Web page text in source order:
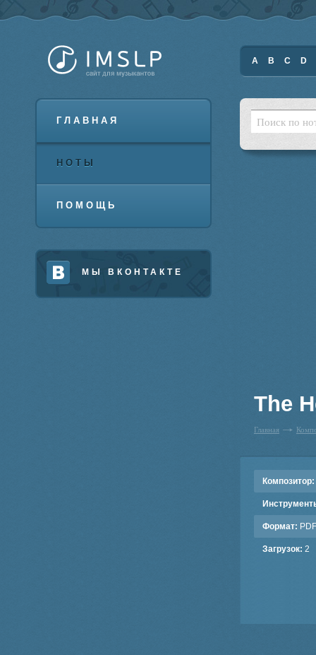
ГЛАВНАЯ
НОТЫ
ПОМОЩЬ
МЫ ВКОНТАКТЕ
A B C D
The
Главная
Композитор:
Формат: PDF
Загрузок: 2